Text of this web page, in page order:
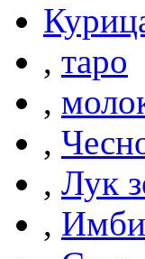
, таро
,
,
, Лук
,